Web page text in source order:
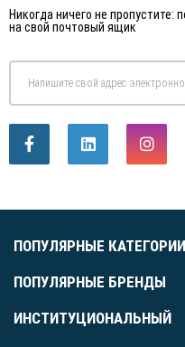
Никогда ничего не пропустите:
на свой почтовый ящик
ПОПУЛЯРНЫЕ КАТЕГОРИИ
ПОПУЛЯРНЫЕ БРЕНДЫ
ИНСТИТУЦИОНАЛЬНЫЙ